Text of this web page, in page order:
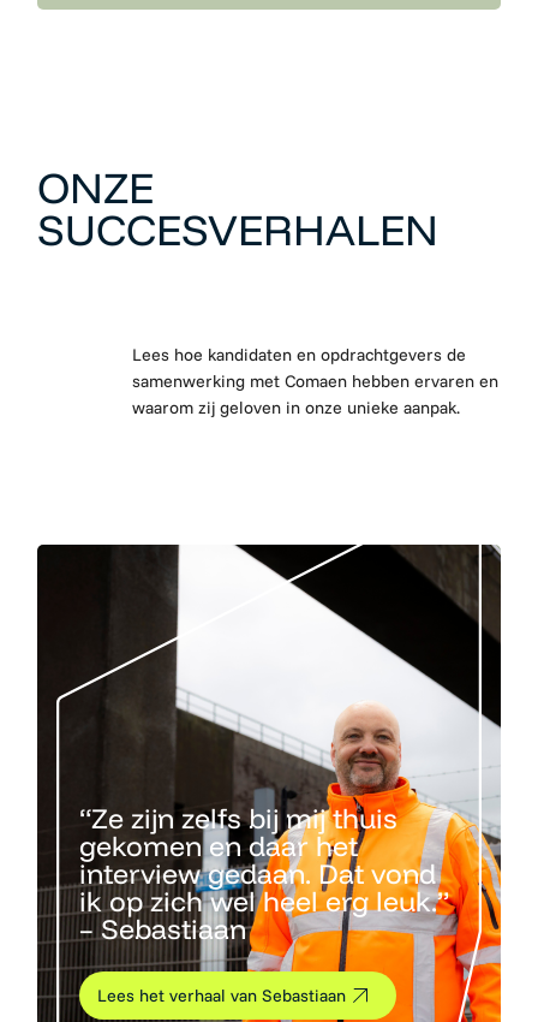
ONZE
SUCCESVERHALEN
Lees hoe kandidaten en opdrachtgevers de
samenwerking met Comaen hebben ervaren en
waarom zij geloven in onze unieke aanpak.
“Ze zijn zelfs bij mij thuis
gekomen en daar het
interview gedaan. Dat vond
ik op zich wel heel erg leuk.”
– Sebastiaan
Lees het verhaal van Sebastiaan